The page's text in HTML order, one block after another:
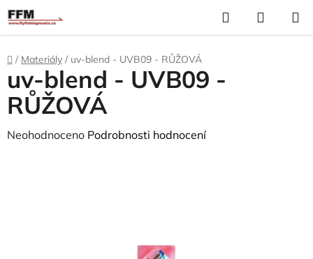
Přejít
na
obsah
Hledat
Domů
/ Materiály / uv-blend - UVB09 - RŮŽOVÁ
uv-blend - UVB09 -
RŮŽOVÁ
Průměrné
Neohodnoceno Podrobnosti hodnocení